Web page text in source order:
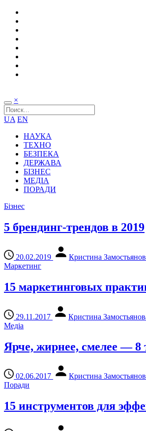
×
UA EN
НАУКА
ТЕХНО
БЕЗПЕКА
ДЕРЖАВА
БІЗНЕС
МЕДІА
ПОРАДИ
Бізнес
5 брендинг-трендов в 2019
20.02.2019
Кристина
Маркетинг
15 маркетинговых
29.11.2017
Кристина
Медіа
Ярче, жирнее, смелее — 8
02.06.2017
Кристина
Поради
15 инструментов для